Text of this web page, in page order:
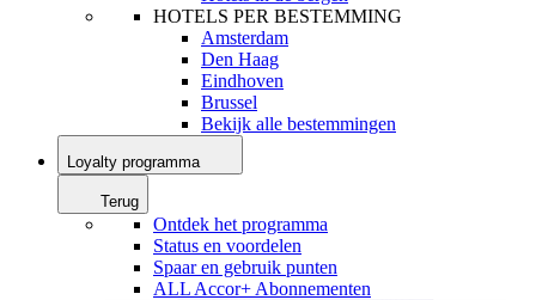
HOTELS PER BESTEMMING
Amsterdam
Den Haag
Eindhoven
Brussel
Bekijk alle bestemmingen
Loyalty programma
Terug
Ontdek het programma
Status en voordelen
Spaar en gebruik punten
ALL Accor+ Abonnementen